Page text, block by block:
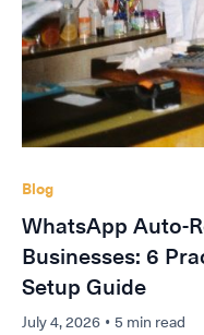
Blog
WhatsApp Auto-
Businesses: 6
Setup Guide
July 4, 2026 • 5 min read